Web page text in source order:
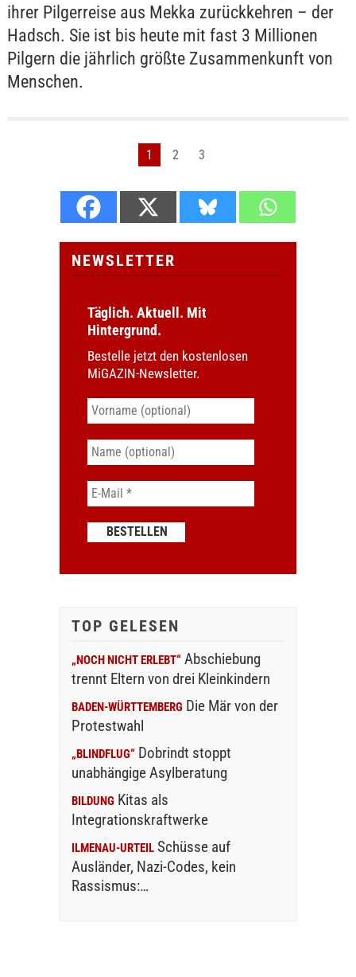
ihrer Pilgerreise aus Mekka zurückkehren – der
Hadsch. Sie ist bis heute mit fast 3 Millionen
Pilgern die jährlich größte Zusammenkunft von
Menschen.
1 2 3
NEWSLETTER
Täglich. Aktuell. Mit
Hintergrund.
Bestelle jetzt den kostenlosen
MiGAZIN-Newsletter.
TOP GELESEN
„NOCH NICHT ERLEBT“ Abschiebung
trennt Eltern von drei Kleinkindern
BADEN-WÜRTTEMBERG Die Mär von der
Protestwahl
„BLINDFLUG“ Dobrindt stoppt
unabhängige Asylberatung
BILDUNG Kitas als
Integrationskraftwerke
ILMENAU-URTEIL Schüsse auf
Ausländer, Nazi-Codes, kein
Rassismus:…